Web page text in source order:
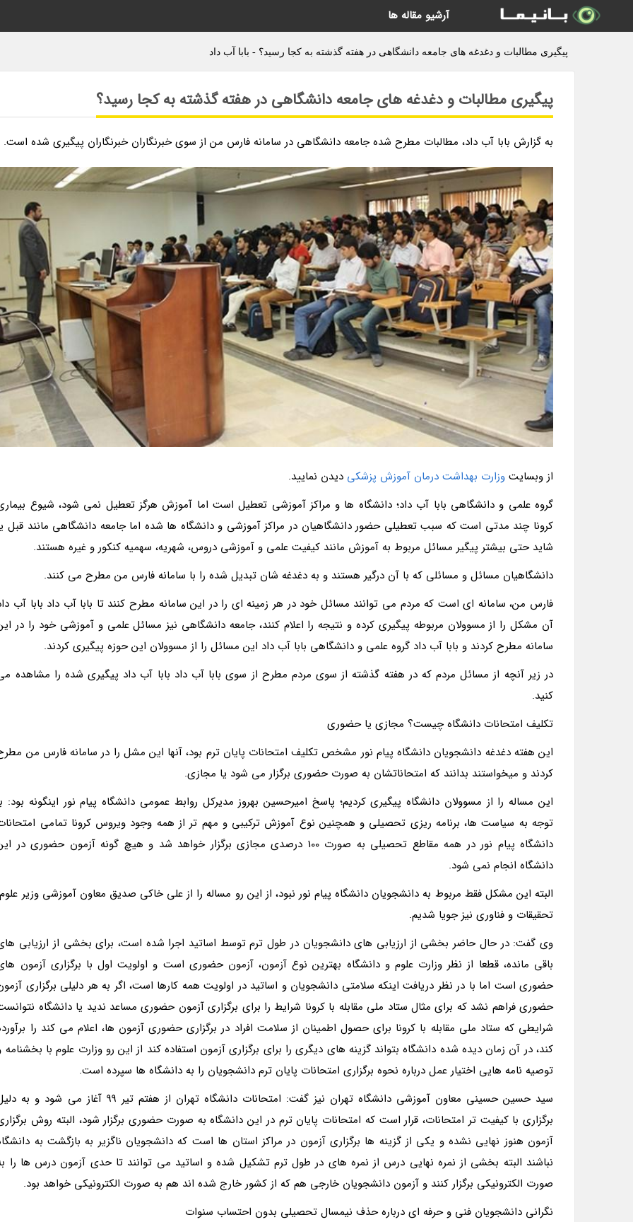
پیگیری مطالبات و دغدغه های جامعه دانشگاهی در هفته گذشته به کجا رسید؟ - بابا آب داد
پیگیری مطالبات و دغدغه های جامعه دانشگاهی در هفته گذشته به کجا رسید؟
به گزارش بابا آب داد، مطالبات مطرح شده جامعه دانشگاهی در سامانه فارس من از سوی خبرنگاران خبرنگاران پیگیری شده است.
از وبسایت وزارت بهداشت درمان آموزش پزشکی دیدن نمایید.
گروه علمی و دانشگاهی بابا آب داد؛ دانشگاه ها و مراکز آموزشی تعطیل است اما آموزش هرگز تعطیل نمی شود، شیوع
کرونا چند مدتی است که سبب تعطیلی حضور دانشگاهیان در مراکز آموزشی و دانشگاه ها شده اما جامعه دانشگاهی مانند قبل
شاید حتی بیشتر پیگیر مسائل مربوط به آموزش مانند کیفیت علمی و آموزشی دروس، شهریه، سهمیه کنکور و غیره هستند.
دانشگاهیان مسائل و مسائلی که با آن درگیر هستند و به دغدغه شان تبدیل شده را با سامانه فارس من مطرح می کنند.
فارس من، سامانه ای است که مردم می توانند مسائل خود در هر زمینه ای را در این سامانه مطرح کنند تا بابا آب داد بابا آب
آن مشکل را از مسوولان مربوطه پیگیری کرده و نتیجه را اعلام کنند، جامعه دانشگاهی نیز مسائل علمی و آموزشی خود را در
سامانه مطرح کردند و بابا آب داد گروه علمی و دانشگاهی بابا آب داد این مسائل را از مسوولان این حوزه پیگیری کردند.
در زیر آنچه از مسائل مردم که در هفته گذشته از سوی مردم مطرح از سوی بابا آب داد بابا آب داد پیگیری شده را مشاهده
کنید.
تکلیف امتحانات دانشگاه چیست؟ مجازی یا حضوری
این هفته دغدغه دانشجویان دانشگاه پیام نور مشخص تکلیف امتحانات پایان ترم بود، آنها این مشل را در سامانه فارس من
کردند و میخواستند بدانند که امتحاناتشان به صورت حضوری برگزار می شود یا مجازی.
این مساله را از مسوولان دانشگاه پیگیری کردیم؛ پاسخ امیرحسین بهروز مدیرکل روابط عمومی دانشگاه پیام نور اینگونه بود:
توجه به سیاست ها، برنامه ریزی تحصیلی و همچنین نوع آموزش ترکیبی و مهم تر از همه وجود ویروس کرونا تمامی
دانشگاه پیام نور در همه مقاطع تحصیلی به صورت 100 درصدی مجازی برگزار خواهد شد و هیچ گونه آزمون حضوری در
دانشگاه انجام نمی شود.
البته این مشکل فقط مربوط به دانشجویان دانشگاه پیام نور نبود، از این رو مساله را از علی خاکی صدیق معاون آموزشی وزیر
تحقیقات و فناوری نیز جویا شدیم.
وی گفت: در حال حاضر بخشی از ارزیابی های دانشجویان در طول ترم توسط اساتید اجرا شده است، برای بخشی از ارزیابی
باقی مانده، قطعا از نظر وزارت علوم و دانشگاه بهترین نوع آزمون، آزمون حضوری است و اولویت اول با برگزاری آزمون
حضوری است اما با در نظر دریافت اینکه سلامتی دانشجویان و اساتید در اولویت همه کارها است، اگر به هر دلیلی برگزاری
حضوری فراهم نشد که برای مثال ستاد ملی مقابله با کرونا شرایط را برای برگزاری آزمون حضوری مساعد ندید یا دانشگاه
شرایطی که ستاد ملی مقابله با کرونا برای حصول اطمینان از سلامت افراد در برگزاری حضوری آزمون ها، اعلام می کند را
کند، در آن زمان دیده شده دانشگاه بتواند گزینه های دیگری را برای برگزاری آزمون استفاده کند از این رو وزارت علوم با بخشنامه
توصیه نامه هایی اختیار عمل درباره نحوه برگزاری امتحانات پایان ترم دانشجویان را به دانشگاه ها سپرده است.
سید حسین حسینی معاون آموزشی دانشگاه تهران نیز گفت: امتحانات دانشگاه تهران از هفتم تیر 99 آغاز می شود و
برگزاری با کیفیت تر امتحانات، قرار است که امتحانات پایان ترم در این دانشگاه به صورت حضوری برگزار شود، البته روش
آزمون هنوز نهایی نشده و یکی از گزینه ها برگزاری آزمون در مراکز استان ها است که دانشجویان ناگزیر به بازگشت به
نباشند البته بخشی از نمره نهایی درس از نمره های در طول ترم تشکیل شده و اساتید می توانند تا حدی آزمون درس ها را
صورت الکترونیکی برگزار کنند و آزمون دانشجویان خارجی هم که از کشور خارج شده اند هم به صورت الکترونیکی خواهد بود.
نگرانی دانشجویان فنی و حرفه ای درباره حذف نیمسال تحصیلی بدون احتساب سنوات
آرشیو مقاله ها